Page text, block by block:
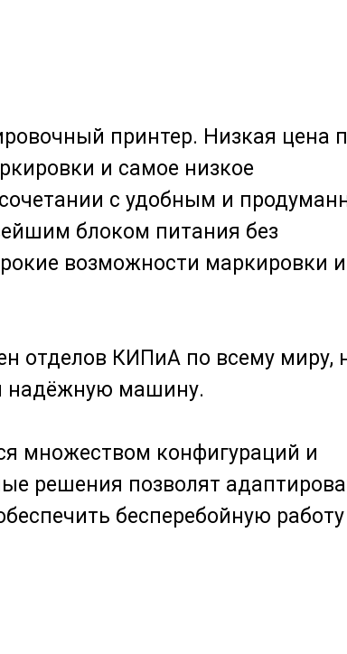
принтер. Низкая цена
и самое низкое
с удобным и
блоком питания без
возможности маркировки и
отделов КИПиА по всему миру,
надёжную машину.
множеством конфигураций и
решения позволят
бесперебойную